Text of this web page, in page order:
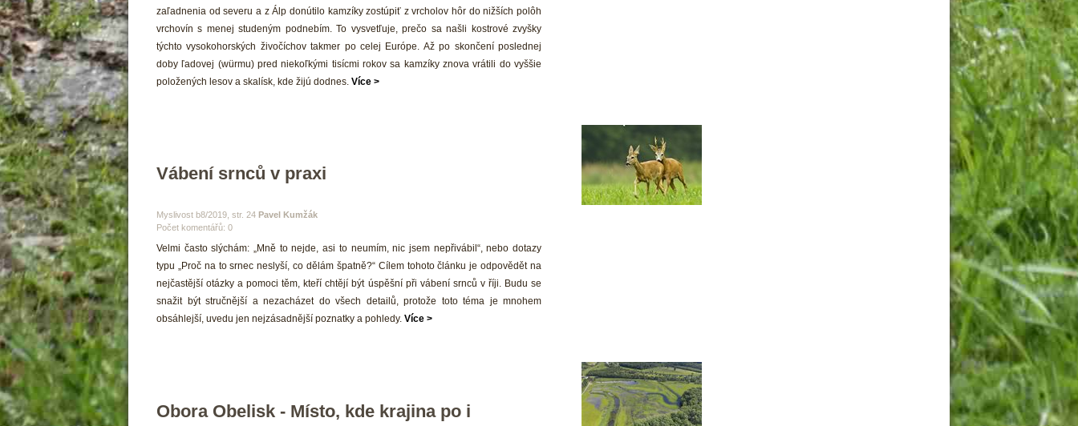
zaľadnenia od severu a z Álp donútilo kamzíky zostúpiť z vrcholov hôr do nižších polôh
vrchovín s menej studeným podnebím. To vysvetľuje, prečo sa našli kostrové zvyšky
týchto vysokohorských živočíchov takmer po celej Európe. Až po skončení poslednej
doby ľadovej (würmu) pred niekoľkými tisícmi rokov sa kamzíky znova vrátili do vyššie
položených lesov a skalísk, kde žijú dodnes. Více >
Vábení srnců v praxi
Myslivost b8/2019, str. 24 Pavel Kumžák
Počet komentářů: 0
Velmi často slýchám: „Mně to nejde, asi to neumím, nic jsem nepřivábil“, nebo dotazy
typu „Proč na to srnec neslyší, co dělám špatně?“ Cílem tohoto článku je odpovědět na
nejčastější otázky a pomoci těm, kteří chtějí být úspěšní při vábení srnců v říji. Budu se
nažit být stručnější a nezacházet do všech detailů, protože toto téma je mnohem
obsáhlejší, uvedu jen nejzásadnější poznatky a pohledy. Více >
Obora Obelisk - Místo, kde krajina po i